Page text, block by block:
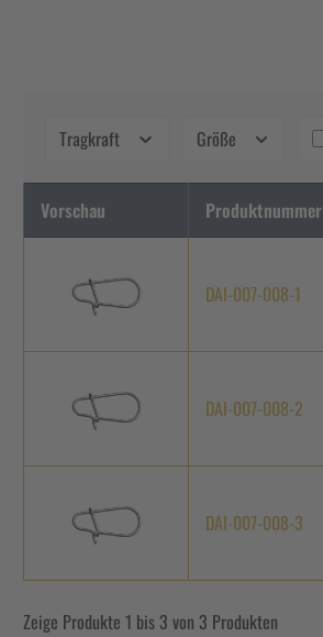
Tragkraft Größe
Vorschau Produktnummer
DAI-007-008-1
DAI-007-008-2
DAI-007-008-3
Zeige Produkte 1 bis 3 von 3 Produkten